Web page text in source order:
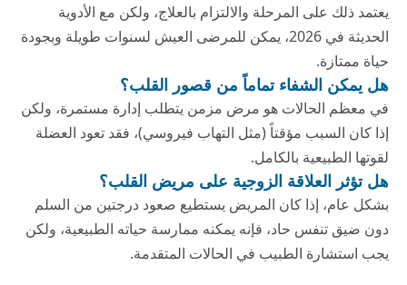
يعتمد ذلك على المرحلة والالتزام بالعلاج، ولكن مع الأدوية
الحديثة في 2026، يمكن للمرضى العيش لسنوات طويلة وبجودة
حياة ممتازة.
هل يمكن الشفاء تماماً من قصور القلب؟
في معظم الحالات هو مرض مزمن يتطلب إدارة مستمرة، ولكن
إذا كان السبب مؤقتاً (مثل التهاب فيروسي)، فقد تعود العضلة
لقوتها الطبيعية بالكامل.
هل تؤثر العلاقة الزوجية على مريض القلب؟
بشكل عام، إذا كان المريض يستطيع صعود درجتين من السلم
دون ضيق تنفس حاد، فإنه يمكنه ممارسة حياته الطبيعية، ولكن
يجب استشارة الطبيب في الحالات المتقدمة.